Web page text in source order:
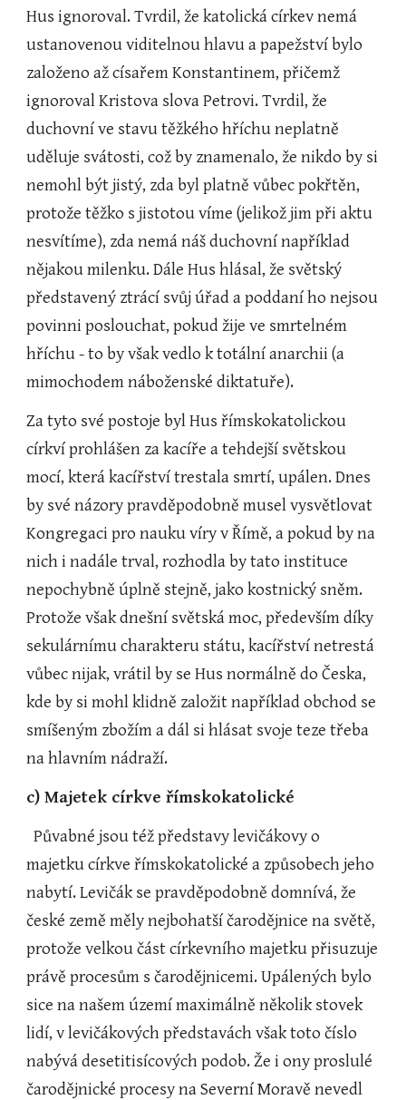
Hus ignoroval. Tvrdil, že katolická církev nemá
ustanovenou viditelnou hlavu a papežství bylo
založeno až císařem Konstantinem, přičemž
ignoroval Kristova slova Petrovi. Tvrdil, že
duchovní ve stavu těžkého hříchu neplatně
uděluje svátosti, což by znamenalo, že nikdo by si
nemohl být jistý, zda byl platně vůbec pokřtěn,
protože těžko s jistotou víme (jelikož jim při aktu
nesvítíme), zda nemá náš duchovní například
nějakou milenku. Dále Hus hlásal, že světský
představený ztrácí svůj úřad a poddaní ho nejsou
povinni poslouchat, pokud žije ve smrtelném
hříchu - to by však vedlo k totální anarchii (a
mimochodem náboženské diktatuře).
Za tyto své postoje byl Hus římskokatolickou
církví prohlášen za kacíře a tehdejší světskou
mocí, která kacířství trestala smrtí, upálen. Dnes
by své názory pravděpodobně musel vysvětlovat
Kongregaci pro nauku víry v Římě, a pokud by na
nich i nadále trval, rozhodla by tato instituce
nepochybně úplně stejně, jako kostnický sněm.
Protože však dnešní světská moc, především díky
sekulárnímu charakteru státu, kacířství netrestá
vůbec nijak, vrátil by se Hus normálně do Česka,
kde by si mohl klidně založit například obchod se
smíšeným zbožím a dál si hlásat svoje teze třeba
na hlavním nádraží.
c) Majetek církve římskokatolické
  Půvabné jsou též představy levičákovy o
majetku církve římskokatolické a způsobech jeho
nabytí. Levičák se pravděpodobně domnívá, že
české země měly nejbohatší čarodějnice na světě,
protože velkou část církevního majetku přisuzuje
právě procesům s čarodějnicemi. Upálených bylo
sice na našem území maximálně několik stovek
lidí, v levičákových představách však toto číslo
nabývá desetitisícových podob. Že i ony proslulé
čarodějnické procesy na Severní Moravě nevedl